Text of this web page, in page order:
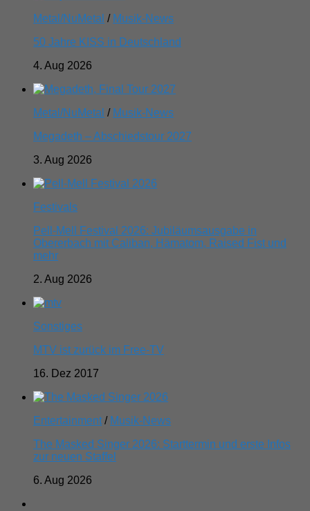
Metal/NuMetal / Musik-News
50 Jahre KISS in Deutschland
4. Aug 2026
Metal/NuMetal / Musik-News
Megadeth – Abschiedstour 2027
3. Aug 2026
Festivals
Pell-Mell Festival 2026: Jubiläumsausgabe in
Obererbach mit Caliban, Hämatom, Raised Fist und
mehr
2. Aug 2026
Sonstiges
MTV ist zurück im Free-TV
16. Dez 2017
Entertainment / Musik-News
The Masked Singer 2026: Starttermin und erste Infos
zur neuen Staffel
6. Aug 2026